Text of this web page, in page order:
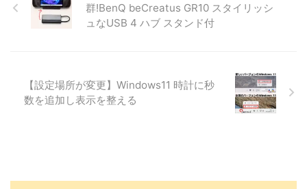
群!BenQ beCreatus GR10 スタイリッシ
ュなUSB 4 ハブ スタンド付
【設定場所が変更】Windows11 時計に秒
数を追加し表示を整える